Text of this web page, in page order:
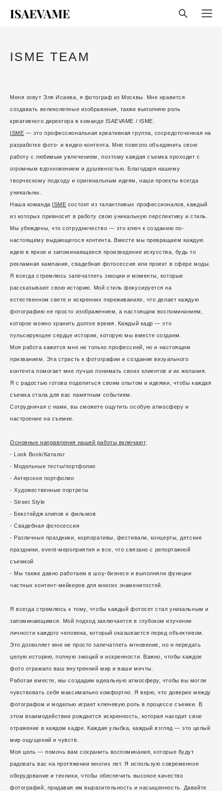
ISAEVAME
ISME TEAM
Меня зовут Эля Исаева, я фотограф из Москвы. Мне нравится
создавать великолепные изображения, также выполняю роль
креативного директора в команде ISAEVAME / ISME.
ISME — это профессиональная креативная группа, сосредоточенная на
разработке фото- и видео-контента. Мне повезло объединить свою
работу с любимым увлечением, поэтому каждая съемка проходит с
огромным вдохновением и душевностью. Благодаря нашему
творческому подходу и оригинальным идеям, наши проекты всегда
уникальны.
Наша команда ISME состоит из талантливых профессионалов, каждый
из которых привносит в работу свою уникальную перспективу и стиль.
Мы убеждены, что сотрудничество — это ключ к созданию по-
настоящему выдающегося контента. Вместе мы превращаем каждую
идею в яркое и запоминающееся произведение искусства, будь то
рекламная кампания, свадебная фотосессия или проект в сфере моды.
Я всегда стремлюсь запечатлеть эмоции и моменты, которые
рассказывают свою историю. Мой стиль фокусируется на
естественном свете и искренних переживаниях, что делает каждую
фотографию не просто изображением, а настоящим воспоминанием,
которое можно хранить долгое время. Каждый кадр — это
пульсирующее сердце истории, которую мы вместе создаем.
Моя работа кажется мне не только профессией, но и настоящим
призванием. Эта страсть к фотографии и создание визуального
контента помогает мне лучше понимать своих клиентов и их желания.
Я с радостью готова поделиться своим опытом и идеями, чтобы каждая
съемка стала для вас памятным событием.
Сотрудничая с нами, вы сможете ощутить особую атмосферу и
настроение на съемке.
Основные направления нашей работы включают:
- Look Book/Каталог
- Модельные тесты/портфолио
- Актерское портфолио
- Художественные портреты
- Street Style
- Бекстейдж клипов и фильмов
- Свадебная фотосессия
- Различные праздники, корпоративы, фестивали, концерты, детские
праздники, event-мероприятия и все, что связано с репортажной
съемкой
- Мы также давно работаем в шоу-бизнесе и выполняли функции
частных контент-мейкеров для многих знаменитостей.
Я всегда стремлюсь к тому, чтобы каждый фотосет стал уникальным и
запоминающимся. Мой подход заключается в глубоком изучении
личности каждого человека, который оказывается перед объективом.
Это дозволяет мне не просто запечатлеть мгновение, но и передать
целую историю, полную эмоций и искренности. Важно, чтобы каждое
фото отражало ваш внутренний мир и ваши мечты.
Работая вместе, мы создадим идеальную атмосферу, чтобы вы могли
чувствовать себя максимально комфортно. Я верю, что доверие между
фотографом и моделью играет ключевую роль в процессе съемки. В
этом взаимодействии рождается искренность, которая находит свое
отражение в каждом кадре. Каждая улыбка, каждый взгляд — это целый
мир ощущений и чувств.
Моя цель — помочь вам сохранить воспоминания, которые будут
радовать вас на протяжении многих лет. Я использую современное
оборудование и техники, чтобы обеспечить высокое качество
фотографий, придавая им выразительность и насыщенность. Давайте